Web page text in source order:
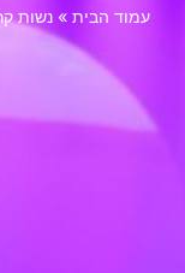
עמוד הבית» נשות